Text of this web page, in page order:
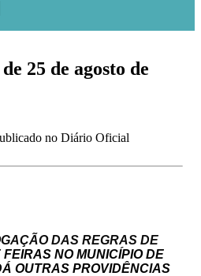
25 de agosto de
no Diário Oficial
DAS REGRAS DE
NO MUNICÍPIO DE
OUTRAS PROVIDÊNCIAS